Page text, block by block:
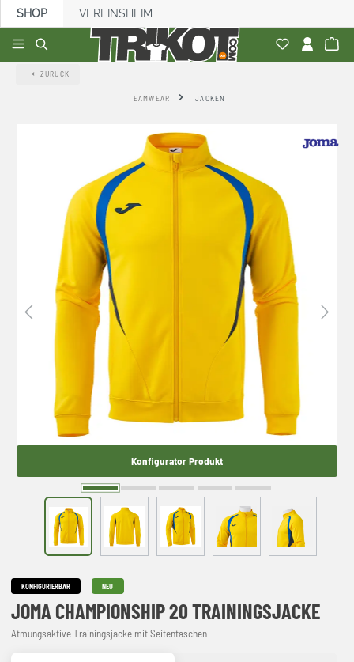
springen
SHOP VEREINSHEIM
ZURÜCK
TEAMWEAR JACKEN
Konfigurator Produkt
KONFIGURIERBAR NEU
JOMA CHAMPIONSHIP 20 TRAININGSJACKE
Atmungsaktive Trainingsjacke mit Seitentaschen